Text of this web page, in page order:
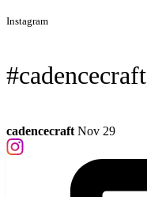
Instagram
#cadencecraft
cadencecraft Nov 29